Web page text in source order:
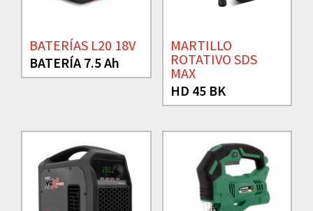
BATERÍAS L20 18V
BATERÍA 7.5 Ah
MARTILLO
ROTATIVO SDS
MAX
HD 45 BK